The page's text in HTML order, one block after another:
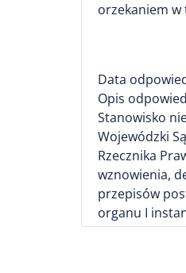
orzekaniem
Data
Opis
Stanowisko
Wojewódzki
Rzecznika
wznowienia,
przepisów
organu I